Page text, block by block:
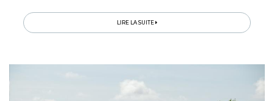
naturelle...
LIRE LA SUITE